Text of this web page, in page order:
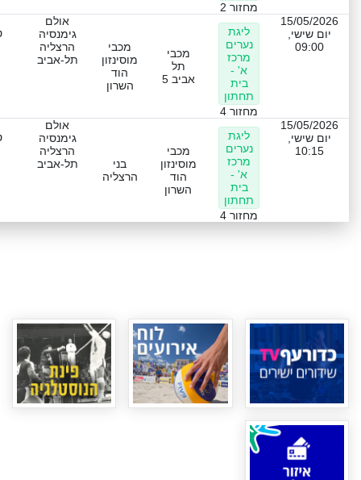
מחזור 2
15/05/2026
יום שישי,
09:00
ליגת
נערים
מרכז
א' -
בית
תחתון
מחזור 4
מכבי
תל
אביב 5
מכבי
מוסינזון
הוד
השרון
אולם
גימנסיה
הרצליה
תל-אביב
15/05/2026
יום שישי,
10:15
ליגת
נערים
מרכז
א' -
בית
תחתון
מחזור 4
מכבי
מוסינזון
הוד
השרון
בני
הרצליה
אולם
גימנסיה
הרצליה
תל-אביב